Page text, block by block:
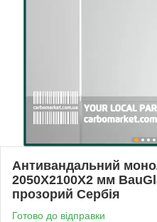
Антивандальний
2050Х2100Х2 мм
прозорий Сербія
Готово до відправки